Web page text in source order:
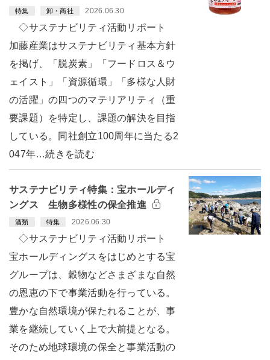
特集 卸・商社 2026.06.30
◇サステナビリティ活動リポート
加藤産業はサステナビリティ基本方針
を掲げ、「脱炭素」「フードロス＆ウ
ェイスト」「資源循環」「多様な人財
の活躍」の四つのマテリアリティ（重
要課題）を特定し、課題の解決を目指
している。同社創立100周年に当たる2
047年…続きを読む
サステナビリティ特集：宝ホールディ
ングス 生物多様性の保全推進
酒類 特集 2026.06.30
◇サステナビリティ活動リポート
宝ホールディングスをはじめとする宝
グループは、穀物などさまざまな自然
の恩恵の下で事業活動を行っている。
豊かな自然環境が保たれることが、事
業を継続していく上で大前提となる。
そのため地球環境の保全と事業活動の